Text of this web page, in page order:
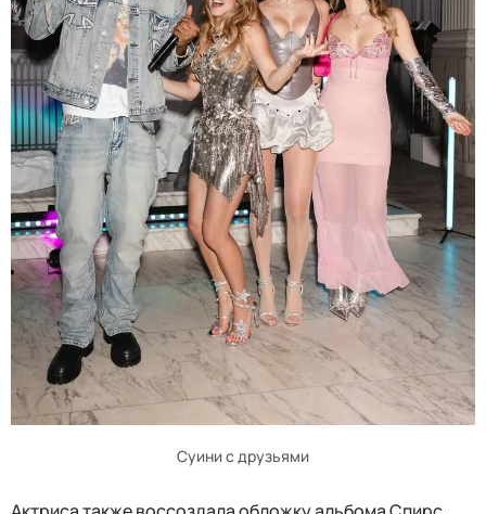
Суини с друзьями